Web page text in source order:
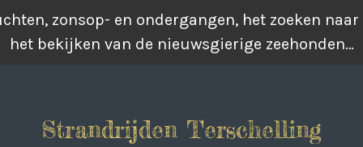
zonsop- en ondergangen, het zoeken
het bekijken van de nieuwsgierige zeehonden…
Strandrijden Terschelling